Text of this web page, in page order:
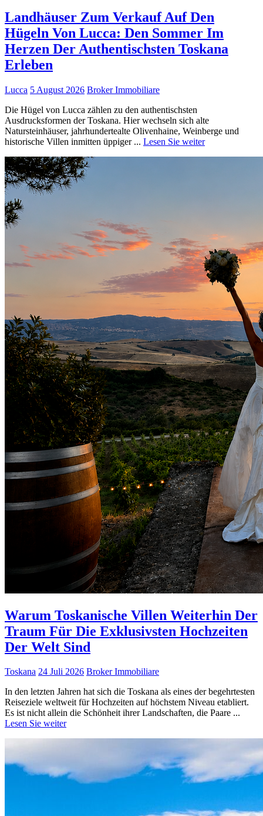
Landhäuser Zum Verkauf Auf Den
Hügeln Von Lucca: Den Sommer Im
Herzen Der Authentischsten Toskana
Erleben
Lucca 5 August 2026 Broker Immobiliare
Die Hügel von Lucca zählen zu den authentischsten
Ausdrucksformen der Toskana. Hier wechseln sich alte
Natursteinhäuser, jahrhundertealte Olivenhaine, Weinberge und
historische Villen inmitten üppiger ... Lesen Sie weiter
Warum Toskanische Villen Weiterhin Der
Traum Für Die Exklusivsten Hochzeiten
Der Welt Sind
Toskana 24 Juli 2026 Broker Immobiliare
In den letzten Jahren hat sich die Toskana als eines der begehrtesten
Reiseziele weltweit für Hochzeiten auf höchstem Niveau etabliert.
Es ist nicht allein die Schönheit ihrer Landschaften, die Paare ...
Lesen Sie weiter